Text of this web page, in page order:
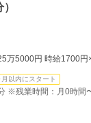
万5000円 時給1700円
月以内にスタート
残業時間：月0時間